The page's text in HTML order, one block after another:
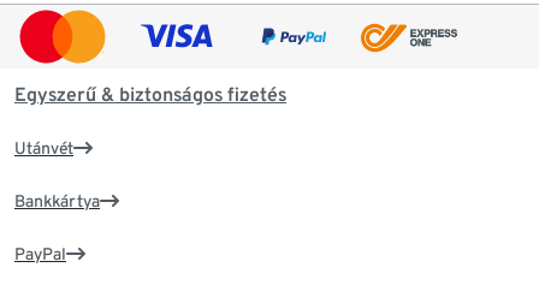
Egyszerű & biztonságos fizetés
Utánvét
Bankkártya
PayPal